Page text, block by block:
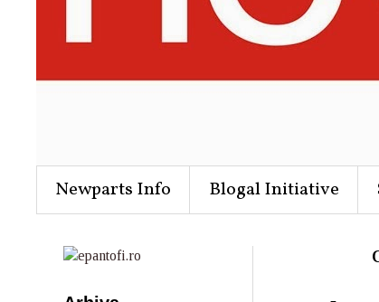
Newparts Info Blogal Initiative